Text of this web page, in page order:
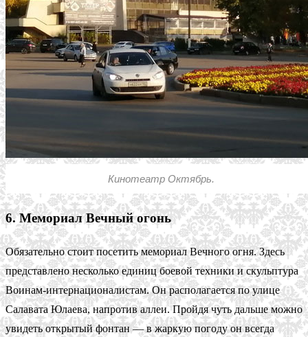
Кинотеатр Октябрь.
6. Мемориал Вечный огонь
Обязательно стоит посетить мемориал Вечного огня. Здесь
представлено несколько единиц боевой техники и скульптура
Воинам-интернационалистам. Он располагается по улице
Салавата Юлаева, напротив аллеи. Пройдя чуть дальше можно
увидеть открытый фонтан — в жаркую погоду он всегда